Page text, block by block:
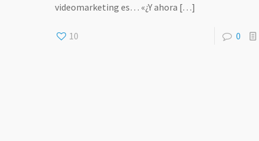
videomarketing es… «¿Y ahora […]
10 0